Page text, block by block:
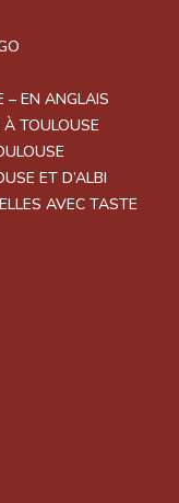
– EN ANGLAIS
TOULOUSE
ET D’ALBI
AVEC TASTE